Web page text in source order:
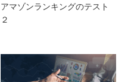
アマゾンランキングのテスト
２